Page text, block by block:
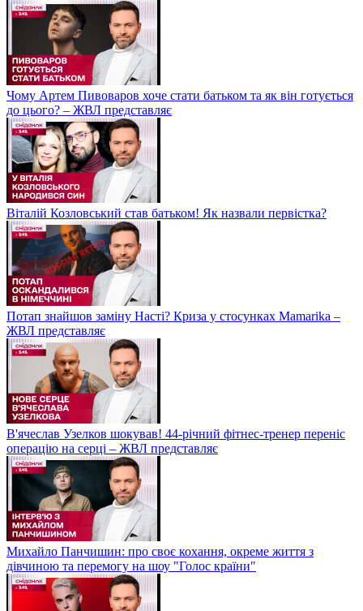
Чому Артем Пивоваров хоче стати батьком та як він готується
до цього? – ЖВЛ представляє
Віталій Козловський став батьком! Як назвали первістка?
Потап знайшов заміну Насті? Криза у стосунках Mamarika –
ЖВЛ представляє
В'ячеслав Узелков шокував! 44-річний фітнес-тренер переніс
операцію на серці – ЖВЛ представляє
Михайло Панчишин: про своє кохання, окреме життя з
дівчиною та перемогу на шоу "Голос країни"